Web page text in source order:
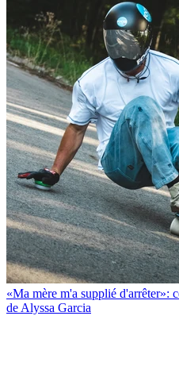
«Ma mère m'a supplié d'arrêter»:
de Alyssa Garcia